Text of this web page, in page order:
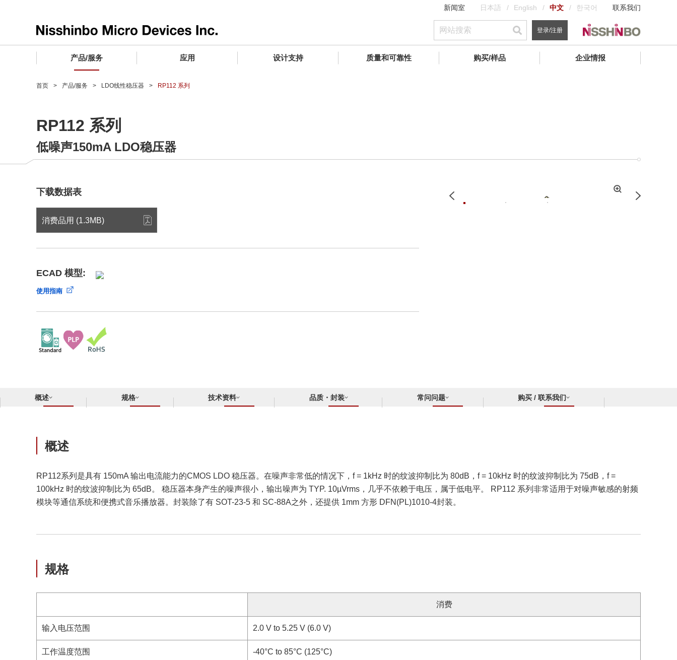
新闻室 日本語 English 中文 한국어 联系我们
登录/注册
产品/服务
微波产品
晶圆代工服务
应用
车载用IC
工业设备用IC
微波产品
设计支持
微波产品
寻找交叉参考产品
质量和可靠性
电子器件
微波产品
购买/样品
微波产品
企业情报
企业理念
公司简介
业务地点
CSR活动 (日本)
合规举报中心
了解⽇清纺微电⼦株式会社
首页 产品/服务 LDO线性稳压器 RP112 系列
RP112 系列
低噪声150mA LDO稳压器
下载数据表
消费品用 (1.3MB)
ECAD 模型:
使用指南
Previous Next
拡
概述 规格 技术资料 品质・封装 常问问题 购买 / 联系我们
概述
RP112系列是具有 150mA 输出电流能力的CMOS LDO 稳压器。在噪声非常低的情况下，f = 1kHz 时的纹波抑制比为 80dB，f = 10kHz 时的纹波抑制比为 75dB，f =
100kHz 时的纹波抑制比为 65dB。 稳压器本身产生的噪声很小，输出噪声为 TYP. 10µVrms，几乎不依赖于电压，属于低电平。 RP112 系列非常适用于对噪声敏感的射频
模块等通信系统和便携式音乐播放器。封装除了有 SOT-23-5 和 SC-88A之外，还提供 1mm 方形 DFN(PL)1010-4封装。
规格
消费
输入电压范围 2.0 V to 5.25 V (6.0 V)
工作温度范围 -40°C to 85°C (125°C)